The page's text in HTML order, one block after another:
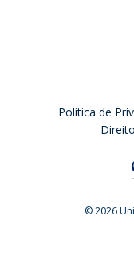
Política de
© 2026